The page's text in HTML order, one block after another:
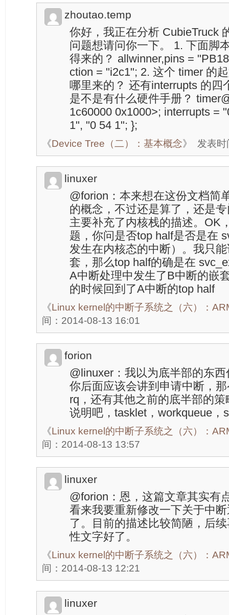
zhoutao.temp
你好，我正在分析 CubieTruck
问题想请问你一下。 1. 下面脚
得来的？ allwinner,pins =
ction = "i2c1"; 2. 这个 timer 的
哪里来的？ 还有interrupts 的四
是不是有什么硬件手册？
1c60000 0x1000>; interrupts =
1", "0 54 1"; };
《Device Tree（二）：基本概念》 发表
linuxer
@forion：本来想在这份文档简
的概念，不过还是算了，还是
主要补充了内核栈的描述。OK
题，你问是否top half是否是在
发生在内核态的中断）。我只
套，那么top half的确是在
A中断处理中发生了B中断的嵌
的时候回到了A中断的top half
《Linux kernel的中断子系统之（六）：
间：2014-08-13 16:01
forion
@linuxer：我以为底半部的东
你后面应该会讲到申请中断，
rq，还有其他之前的底半部的
说明吧，tasklet，workqueue，
《Linux kernel的中断子系统之（六）：
间：2014-08-13 13:57
linuxer
@forion：恩，这篇文章其实有
看来我要重新修改一下关于中
了。目前的描述比较简陋，后
性文字好了。
《Linux kernel的中断子系统之（六）：
间：2014-08-13 12:21
linuxer